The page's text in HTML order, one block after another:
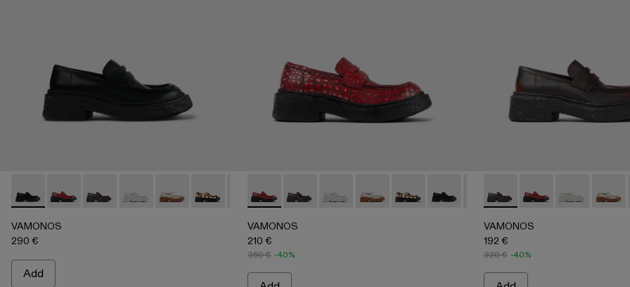
VAMONOS - A500023-009 - BLACK
VAMONOS - A500023-018 - RED
VAMONOS - A500023-017 - BLACK-ORANGE
VAMONOS - A500023-016 - GRAY
VAMONOS - A500023-013
VAMONOS - A500023-012
VAMONOS - A500023-008
VAMONOS - A500023-007
VAMONOS - A500023-004
VAMONOS - A500023-003
VAMONOS - A500023-002
VAMONOS - A500023-001
VAMONOS
290 €
Add
VAMONOS - A500023-018 - RED
VAMONOS - A500023-017 - BLACK-ORANGE
VAMONOS - A500023-016 - GRAY
VAMONOS - A500023-013
VAMONOS - A500023-012
VAMONOS - A500023-009 - BLACK
VAMONOS - A500023-008
VAMONOS - A500023-
VAMONOS -
VAMONOS
210 €
350 € -40%
VAMONOS - A500023-017 -
VAMONOS -VAMONOS -
VAMONOS
192 €
320 € -40%